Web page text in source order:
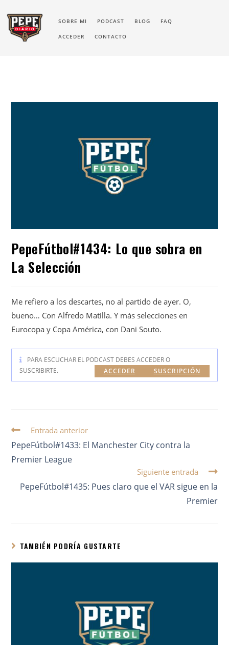
SOBRE MI PODCAST BLOG FAQ
ACCEDER CONTACTO
PepeFútbol#1434: Lo que sobra en
La Selección
Me refiero a los descartes, no al partido de ayer. O,
bueno… Con Alfredo Matilla. Y más selecciones en
Eurocopa y Copa América, con Dani Souto.
PARA ESCUCHAR EL PODCAST DEBES ACCEDER O
SUSCRIBIRTE.
SUSCRIPCIÓN
ACCEDER
Entrada anterior
PepeFútbol#1433: El Manchester City contra la
Premier League
Siguiente entrada
PepeFútbol#1435: Pues claro que el VAR sigue en la
Premier
TAMBIÉN PODRÍA GUSTARTE